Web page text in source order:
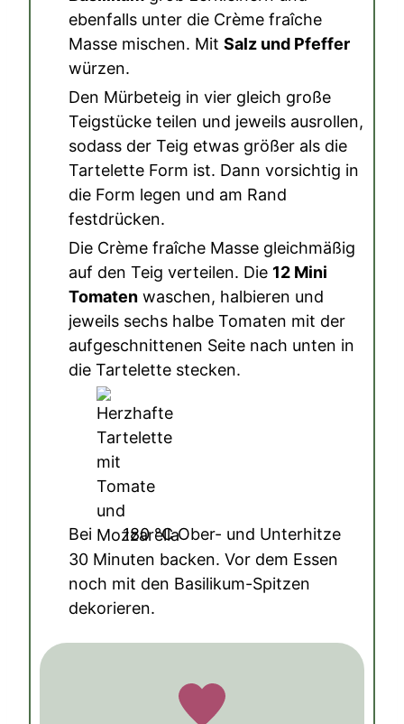
ebenfalls unter die Crème fraîche
Masse mischen. Mit Salz und Pfeffer
würzen.
Den Mürbeteig in vier gleich große
Teigstücke teilen und jeweils ausrollen,
sodass der Teig etwas größer als die
Tartelette Form ist. Dann vorsichtig in
die Form legen und am Rand
festdrücken.
Die Crème fraîche Masse gleichmäßig
auf den Teig verteilen. Die 12 Mini
Tomaten waschen, halbieren und
jeweils sechs halbe Tomaten mit der
aufgeschnittenen Seite nach unten in
die Tartelette stecken.
Bei 180°COber- und Unterhitze
30 Minuten backen. Vor dem Essen
noch mit den Basilikum-Spitzen
dekorieren.